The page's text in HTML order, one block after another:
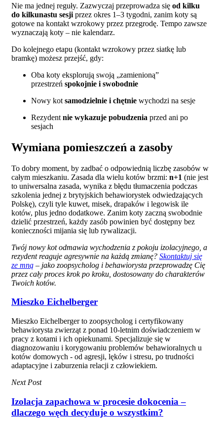
Nie ma jednej reguły. Zazwyczaj przeprowadza się od kilku
do kilkunastu sesji przez okres 1–3 tygodni, zanim koty są
gotowe na kontakt wzrokowy przez przegrodę. Tempo zawsze
wyznaczają koty – nie kalendarz.
Do kolejnego etapu (kontakt wzrokowy przez siatkę lub
bramkę) możesz przejść, gdy:
Oba koty eksplorują swoją „zamienioną”
przestrzeń spokojnie i swobodnie
Nowy kot samodzielnie i chętnie wychodzi na sesje
Rezydent nie wykazuje pobudzenia przed ani po
sesjach
Wymiana pomieszczeń a zasoby
To dobry moment, by zadbać o odpowiednią liczbę zasobów w
całym mieszkaniu. Zasada dla wielu kotów brzmi: n+1 (nie jest
to uniwersalna zasada, wynika z błędu tłumaczenia podczas
szkolenia jednej z brytyjskich behawiorystek odwiedzających
Polskę), czyli tyle kuwet, misek, drapaków i legowisk ile
kotów, plus jedno dodatkowe. Zanim koty zaczną swobodnie
dzielić przestrzeń, każdy zasób powinien być dostępny bez
konieczności mijania się lub rywalizacji.
Twój nowy kot odmawia wychodzenia z pokoju izolacyjnego, a
rezydent reaguje agresywnie na każdą zmianę? Skontaktuj się
ze mną – jako zoopsycholog i behawiorysta przeprowadzę Cię
przez cały proces krok po kroku, dostosowany do charakterów
Twoich kotów.
Mieszko Eichelberger
Mieszko Eichelberger to zoopsycholog i certyfikowany
behawiorysta zwierząt z ponad 10-letnim doświadczeniem w
pracy z kotami i ich opiekunami. Specjalizuje się w
diagnozowaniu i korygowaniu problemów behawioralnych u
kotów domowych - od agresji, lęków i stresu, po trudności
adaptacyjne i zaburzenia relacji z człowiekiem.
Next Post
Izolacja zapachowa w procesie dokocenia –
dlaczego węch decyduje o wszystkim?